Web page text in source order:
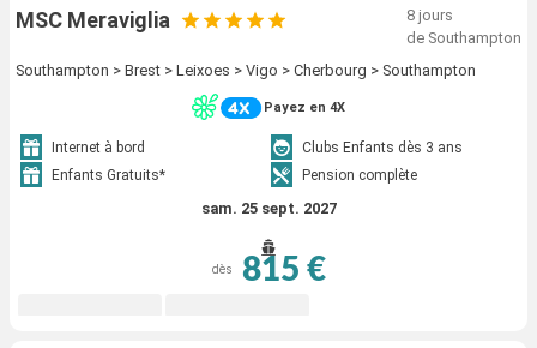
MSC Meraviglia
8 jours
de Southampton
Southampton > Brest > Leixoes > Vigo > Cherbourg > Southampton
Payez en 4X
Internet à bord
Clubs Enfants dès 3 ans
Enfants Gratuits*
Pension complète
sam. 25 sept. 2027
dès 815 €